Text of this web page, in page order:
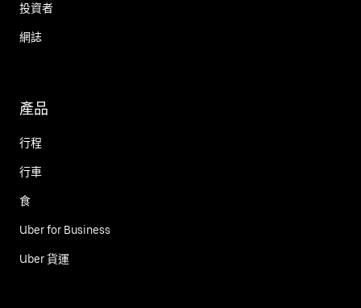
投資者
網誌
產品
行程
行車
食
Uber for Business
Uber 貨運